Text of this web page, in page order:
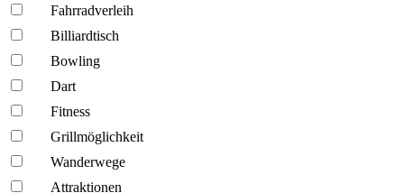
Fahrrad­verleih
Billiardtisch
Bowling
Dart
Fitness
Grillmöglich­keit
Wanderwege
Attraktionen